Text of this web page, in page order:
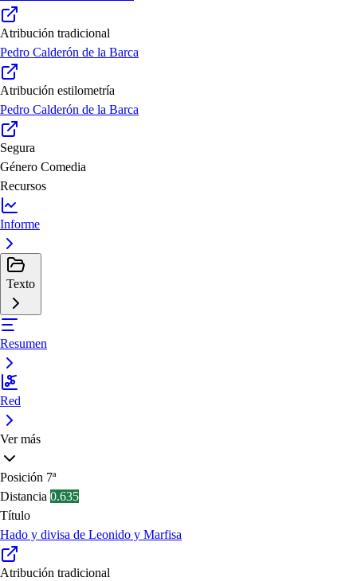
Atribución tradicional
Pedro Calderón de la Barca
Atribución estilometría
Pedro Calderón de la Barca
Segura
Género Comedia
Recursos
Informe
Texto
Resumen
Red
Ver más
Posición 7ª
Distancia 0.635
Título
Hado y divisa de Leonido y Marfisa
Atribución tradicional